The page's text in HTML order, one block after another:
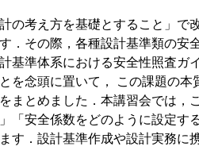
の考え方を基礎とすること」
．その際，各種設計基準類の
基準体系における安全性照査
を念頭に置いて， この課題の
まとめました．本講習会では
「安全係数をどのように設定
す．設計基準作成や設計実務